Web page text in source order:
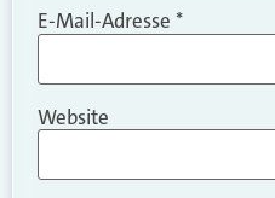
E-Mail-Adresse *
Website